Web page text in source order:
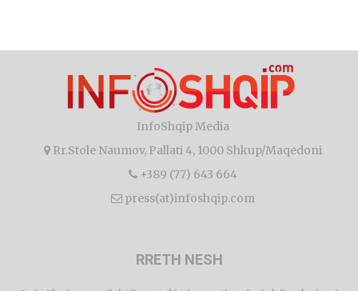
InfoShqip Media
Rr.Stole Naumov, Pallati 4, 1000 Shkup/Maqedoni
+389 (77) 643 664
press(at)infoshqip.com
RRETH NESH